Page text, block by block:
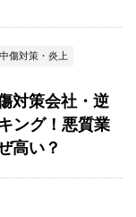
傷対策・炎上
対策会社・逆
ング！悪質業
高い？